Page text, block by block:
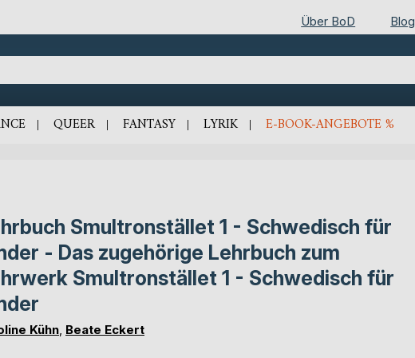
Über BoD Blog
QUEER FANTASY LYRIK E-BOOK-ANGEBOTE %
Smultronstället 1 - Schwedisch für
- Das zugehörige Lehrbuch zum
Smultronstället 1 - Schwedisch für
Kühn Beate Eckert